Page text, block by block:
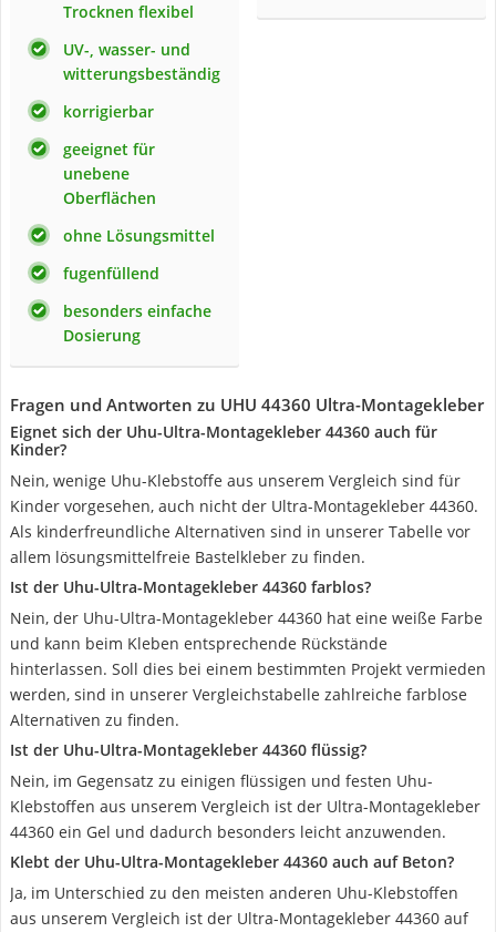
Trocknen flexibel
UV-, wasser- und
witterungsbeständig
korrigierbar
geeignet für
unebene
Oberflächen
ohne Lösungsmittel
fugenfüllend
besonders einfache
Dosierung
Fragen und Antworten zu UHU 44360 Ultra-Montagekleber
Eignet sich der Uhu-Ultra-Montagekleber 44360 auch für
Kinder?
Nein, wenige Uhu-Klebstoffe aus unserem Vergleich sind für
Kinder vorgesehen, auch nicht der Ultra-Montagekleber 44360.
Als kinderfreundliche Alternativen sind in unserer Tabelle vor
allem lösungsmittelfreie Bastelkleber zu finden.
Ist der Uhu-Ultra-Montagekleber 44360 farblos?
Nein, der Uhu-Ultra-Montagekleber 44360 hat eine weiße Farbe
und kann beim Kleben entsprechende Rückstände
hinterlassen. Soll dies bei einem bestimmten Projekt vermieden
werden, sind in unserer Vergleichstabelle zahlreiche farblose
Alternativen zu finden.
Ist der Uhu-Ultra-Montagekleber 44360 flüssig?
Nein, im Gegensatz zu einigen flüssigen und festen Uhu-
Klebstoffen aus unserem Vergleich ist der Ultra-Montagekleber
44360 ein Gel und dadurch besonders leicht anzuwenden.
Klebt der Uhu-Ultra-Montagekleber 44360 auch auf Beton?
Ja, im Unterschied zu den meisten anderen Uhu-Klebstoffen
aus unserem Vergleich ist der Ultra-Montagekleber 44360 auf